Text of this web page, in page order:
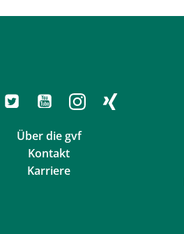
Über die gvf
Kontakt
Karriere